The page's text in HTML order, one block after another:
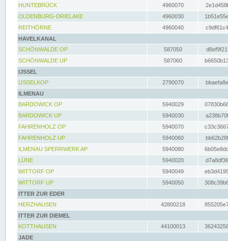
HUNTEBRÜCK
4960070
OLDENBURG-DRIELAKE
4960030
REITHÖRNE
4960040
HAVELKANAL
SCHÖNWALDE OP
587050
SCHÖNWALDE UP
587060
IJSSEL
IJSSELKOP
2790070
ILMENAU
BARDOWICK OP
5940029
BARDOWICK UP
5940030
FAHRENHOLZ OP
5940070
FAHRENHOLZ UP
5940060
ILMENAU SPERRWERK AP
5940080
LÜNE
5940020
WITTORF OP
5940049
WITTORF UP
5940050
ITTER ZUR EDER
HERZHAUSEN
42800218
ITTER ZUR DIEMEL
KOTTHAUSEN
44100013
JADE